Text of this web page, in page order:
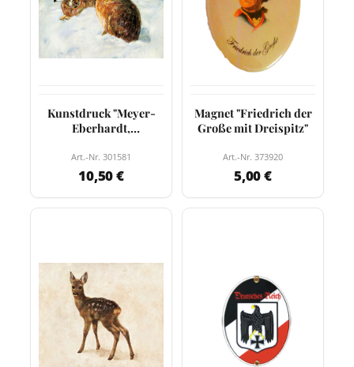
Kunstdruck "Meyer-
Eberhardt,
Art.-Nr. 301581
10,50 €
Magnet "Friedrich der
Große mit Dreispitz"
Art.-Nr. 373920
5,00 €